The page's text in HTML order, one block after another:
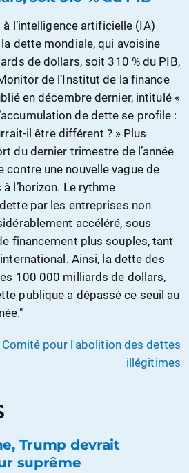
l’intelligence artificielle (IA)
dette mondiale, qui avoisine
de dollars, soit 310 % du PIB,
de l’Institut de la finance
en décembre dernier, intitulé «
de dette se profile :
il être différent ? » Plus
du dernier trimestre de l’année
contre une nouvelle vague de
l’horizon. Le rythme
par les entreprises non
accéléré, sous
financement plus souples, tant
Ainsi, la dette des
100 000 milliards de dollars,
publique a dépassé ce seuil au
Comité pour l'abolition des dettes
illégitimes
Trump devrait
suprême